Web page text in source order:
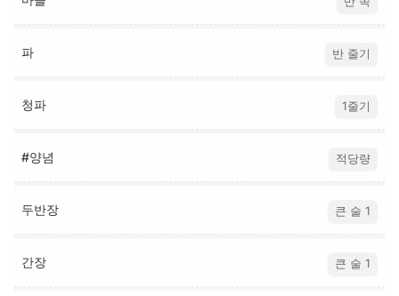
파 반 줄기
청파 1줄기
#양념 적당량
두반장 큰 술 1
간장 큰 술 1